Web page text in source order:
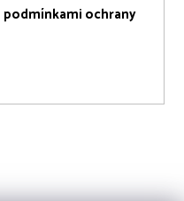
podmínkami ochrany